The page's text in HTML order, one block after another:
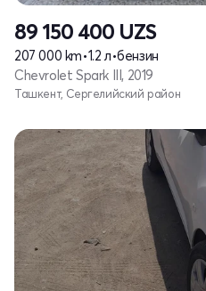
89 150 400 UZS
207 000 km•1.2 л•бензин
Chevrolet Spark III, 2019
Ташкент, Сергелийский район